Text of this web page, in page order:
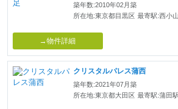
築年数:2010年02月築
所在地:東京都目黒区 最寄駅:西小
→物件詳細
クリスタルパレス蒲西
築年数:2021年07月築
所在地:東京都大田区 最寄駅:蒲田